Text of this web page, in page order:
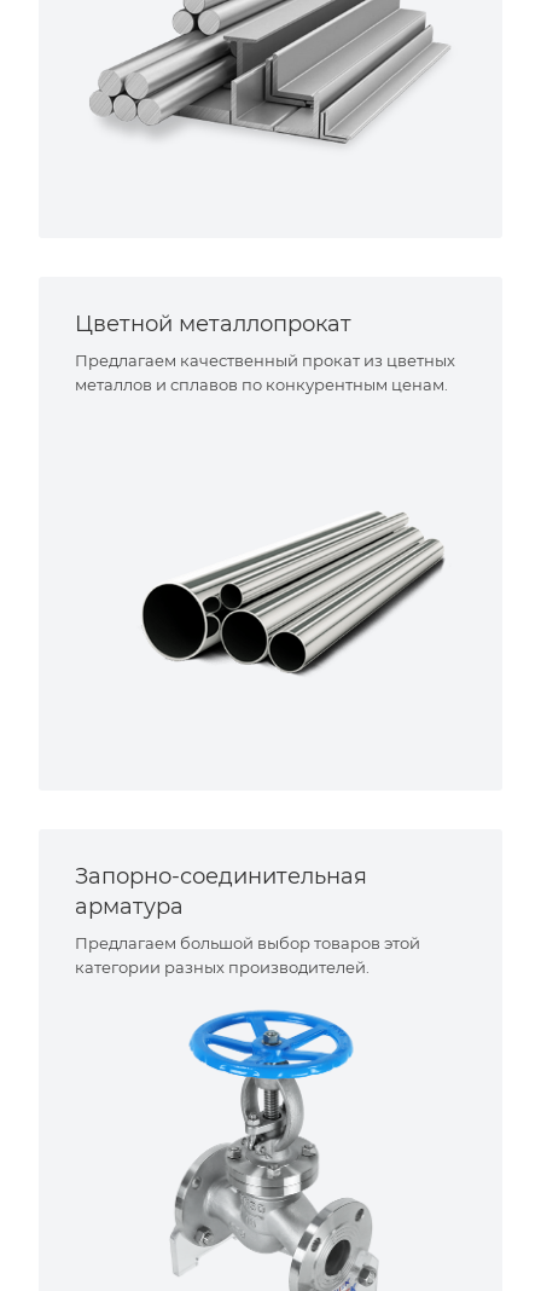
Цветной металлопрокат
Предлагаем качественный прокат из цветных
металлов и сплавов по конкурентным ценам.
Запорно-соединительная
арматура
Предлагаем большой выбор товаров этой
категории разных производителей.